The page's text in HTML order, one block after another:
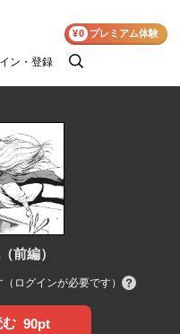
ン・登録
検
¥0 プレミアム体験
前編）
ログインが必要です）
む 90pt